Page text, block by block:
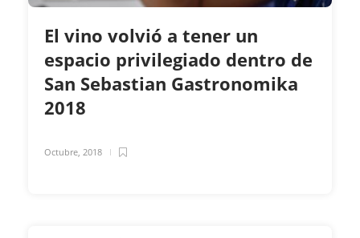
El vino volvió a tener un
espacio privilegiado dentro de
San Sebastian Gastronomika
2018
Octubre, 2018